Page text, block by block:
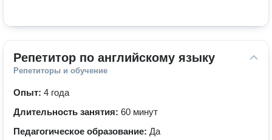
Репетитор по английскому языку
Репетиторы и обучение
Опыт: 4 года
Длительность занятия: 60 минут
Педагогическое образование: Да